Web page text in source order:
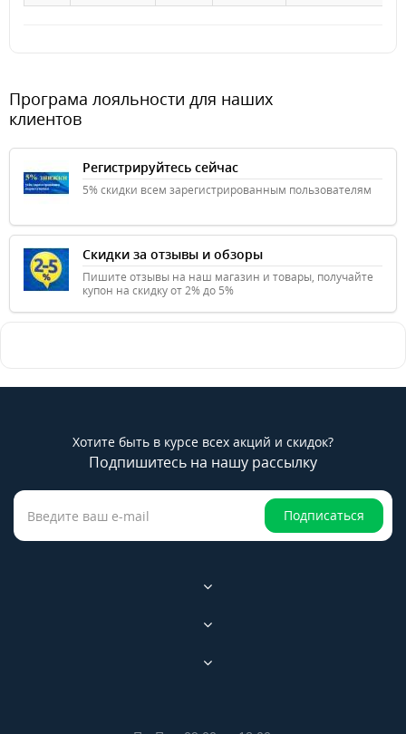
Програма лояльности для наших
клиентов
Регистрируйтесь сейчас
5% скидки всем зарегистрированным пользователям
Скидки за отзывы и обзоры
Пишите отзывы на наш магазин и товары, получайте
купон на скидку от 2% до 5%
Хотите быть в курсе всех акций и скидок?
Подпишитесь на нашу рассылку
Подписаться